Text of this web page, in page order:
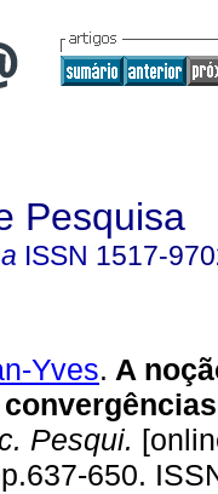
Pesquisa
ISSN 1517-
Yves. A
Pesqui.
650.